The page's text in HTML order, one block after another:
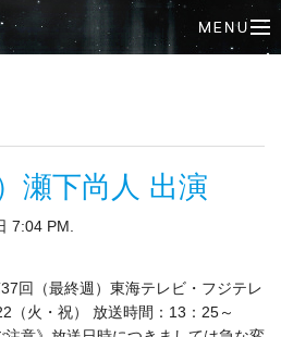
瀬下尚人 出演
7:04 PM.
回（最終週）東海テレビ・フジテレ
（火・祝） 放送時間：13：25～